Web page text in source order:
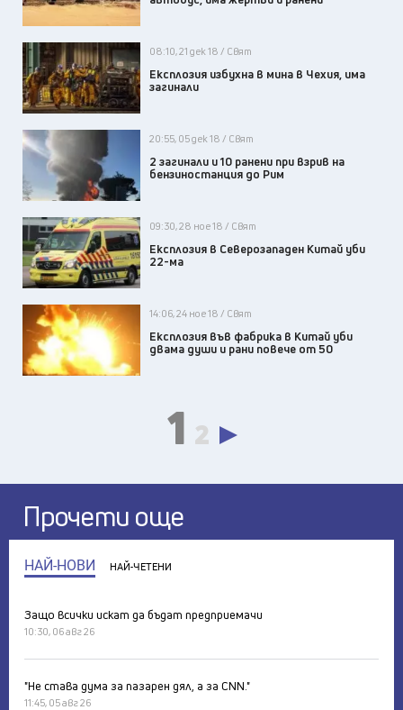
08:10, 21 дек 18 / Свят
Експлозия избухна в мина в Чехия, има
загинали
20:55, 05 дек 18 / Свят
2 загинали и 10 ранени при взрив на
бензиностанция до Рим
09:30, 28 ное 18 / Свят
Експлозия в Северозападен Китай уби
22-ма
14:06, 24 ное 18 / Свят
Експлозия във фабрика в Китай уби
двама души и рани повече от 50
1 2
Прочети още
НАЙ-НОВИ НАЙ-ЧЕТЕНИ
Защо всички искат да бъдат предприемачи
10:30, 06 авг 26
"Не става дума за пазарен дял, а за CNN."
11:45, 05 авг 26